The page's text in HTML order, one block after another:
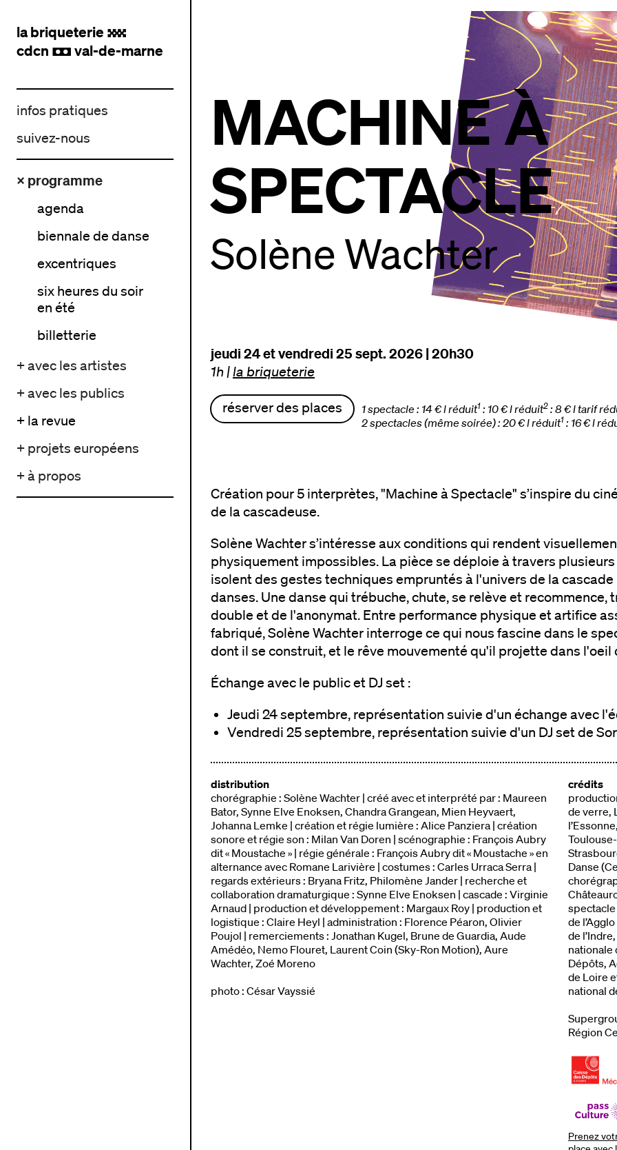
la briqueterie .
cdcn , val-de-marne
infos pratiques
suivez-nous
× programme
agenda
biennale de danse
excentriques
six heures du soir
en été
billetterie
+ avec les artistes
+ avec les publics
+ la revue
+ projets européens
+ à propos
MACHINE À
SPECTACLE
Solène Wachter
jeudi 24 et vendredi 25 sept. 2026 | 20h30
1h | la briqueterie
réserver des places 1 spectacle : 14 € l réduit1: 10 € l réduit2: 8 € l tarif
2 spectacles (même soirée) : 20 € l réduit1: 16 € l
Création pour 5 interprètes, "Machine à Spectacle" s’inspire du
de la cascadeuse.
Solène Wachter s’intéresse aux conditions qui rendent
physiquement impossibles. La pièce se déploie à travers
isolent des gestes techniques empruntés à l'univers de la
danses. Une danse qui trébuche, chute, se relève et recommence,
double et de l'anonymat. Entre performance physique et artifice
fabriqué, Solène Wachter interroge ce qui nous fascine dans le
dont il se construit, et le rêve mouvementé qu'il projette dans l'oeil
Échange avec le public et DJ set :
Jeudi 24 septembre, représentation suivie d'un échange avec
Vendredi 25 septembre, représentation suivie d'un DJ set de
distribution
chorégraphie : Solène Wachter | créé avec et interprété par : Maureen
Bator, Synne Elve Enoksen, Chandra Grangean, Mien Heyvaert,
Johanna Lemke | création et régie lumière : Alice Panziera | création
sonore et régie son : Milan Van Doren | scénographie : François Aubry
dit « Moustache » | régie générale : François Aubry dit « Moustache » en
alternance avec Romane Larivière | costumes : Carles Urraca Serra |
regards extérieurs : Bryana Fritz, Philomène Jander | recherche et
collaboration dramaturgique : Synne Elve Enoksen | cascade : Virginie
Arnaud | production et développement : Margaux Roy | production et
logistique : Claire Heyl | administration : Florence Péaron, Olivier
Poujol | remerciements : Jonathan Kugel, Brune de Guardia, Aude
Amédéo, Nemo Flouret, Laurent Coin (Sky-Ron Motion), Aure
Wachter, Zoé Moreno
photo : César Vayssié
crédits
de verre,
Danse
spectacle
de
de
nationale
Dépôts,
de Loire
national
Région
Prenez